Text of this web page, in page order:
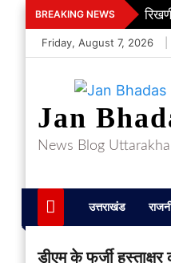
Skip
to
content
BREAKING NEWS
Friday, August 7, 2026
Jan
News Blog
उत्तराखंड
डीएम के फर्जी